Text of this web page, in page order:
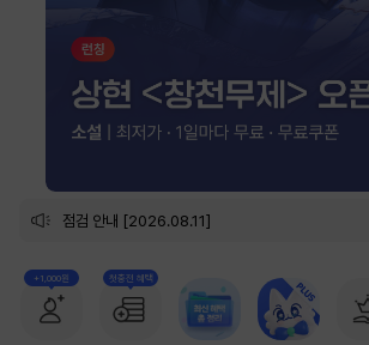
점검 안내 [2026.08.11]
+1,000원 첫충전 혜택